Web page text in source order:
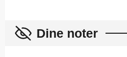
Dine noter